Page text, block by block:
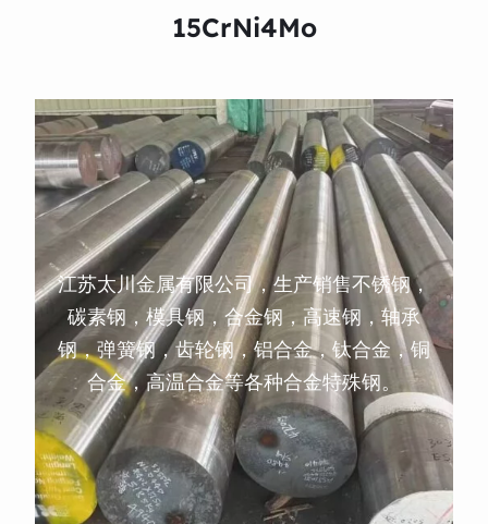
15CrNi4Mo
江苏太川金属有限公司，生产销售不锈钢，
碳素钢，模具钢，合金钢，高速钢，轴承
钢，弹簧钢，齿轮钢，铝合金，钛合金，铜
合金，高温合金等各种合金特殊钢。